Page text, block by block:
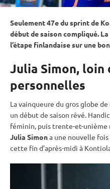
Seulement 47e dusprintde
début de saison compliqué.
l’étape finlandaise sur une
Julia Simon, loin
personnelles
La vainqueure du grosglobe de
un début de saison rêvé.
féminin, puis trente-et-unième
Julia Simona une nouvelle
cette fin d’après-midi à